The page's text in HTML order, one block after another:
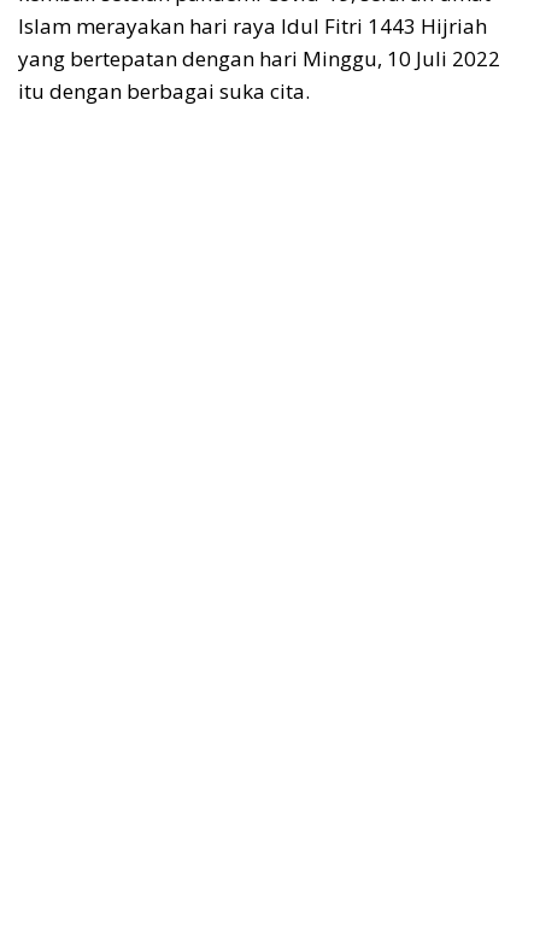
Islam merayakan hari raya Idul Fitri 1443 Hijriah
yang bertepatan dengan hari Minggu, 10 Juli 2022
itu dengan berbagai suka cita.